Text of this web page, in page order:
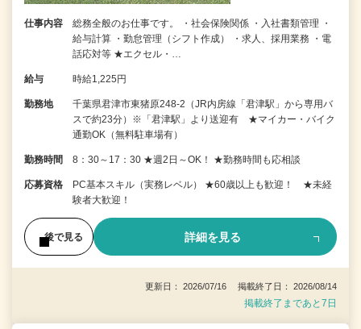
仕事内容
総務全般のお仕事です。 ・社会保険関係 ・入社書類管理 ・
給与計算 ・勤怠管理（シフト作成） ・求人、採用業務 ・電
話応対等 ★エクセル・…
給与 時給1,225円
勤務地
千葉県君津市東猪原248-2（JR内房線「君津駅」から専用バ
スで約23分）※「君津駅」より送迎有 ★マイカー・バイク
通勤OK（無料駐車場有）
勤務時間 8：30～17：30 ★週2日～OK！ ★勤務時間も応相談
応募資格
PC基本スキル（実務レベル） ★60歳以上も歓迎！ ★未経
験者大歓迎！
後で見る 詳細を見る
更新日： 2026/07/16 掲載終了日： 2026/08/14
掲載終了まであと7日